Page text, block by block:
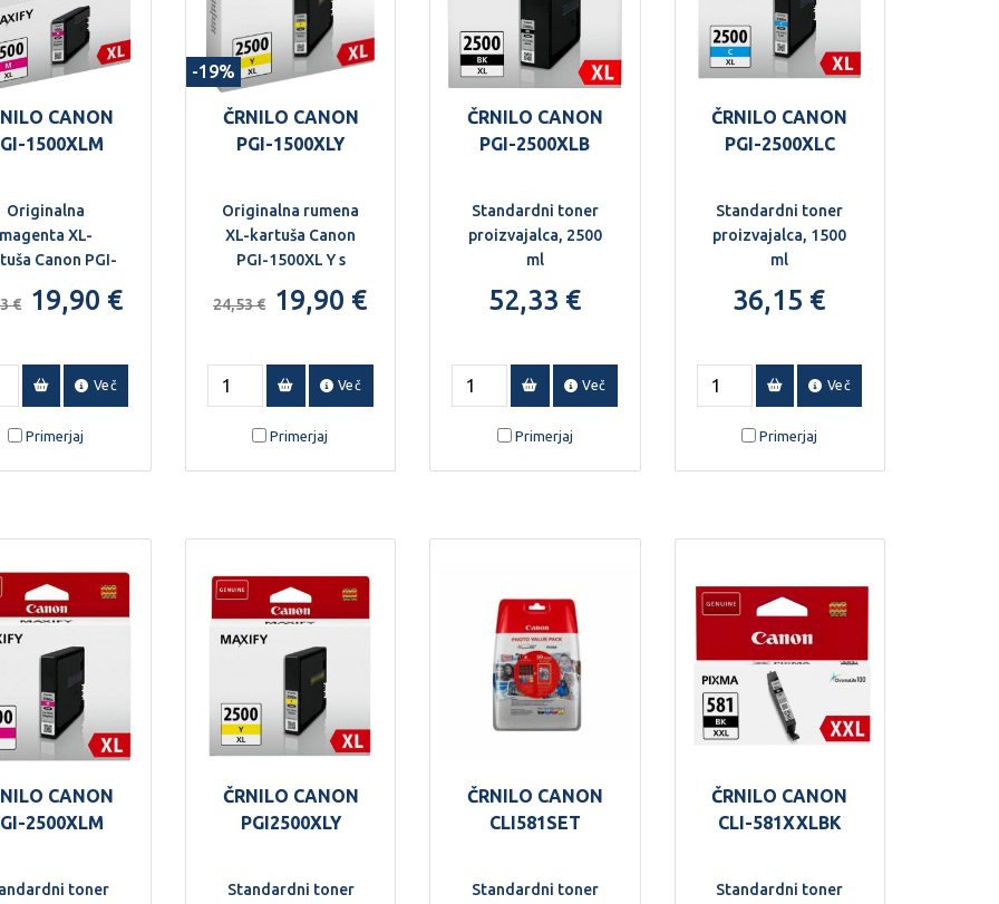
CANON
1500XLM
Originalna
magenta XL-
Canon PGI-
pigmentnim
€ 19,90 €
Več
Primerjaj
-19%
ČRNILO CANON
PGI-1500XLY
Originalna rumena
XL-kartuša Canon
PGI-1500XL Y s
črnilom, 12 ml.
24,53 € 19,90 €
Več
Primerjaj
ČRNILO CANON
PGI-2500XLB
Standardni toner
proizvajalca, 2500
ml
52,33 €
Več
Primerjaj
ČRNILO CANON
PGI-2500XLC
Standardni toner
proizvajalca, 1500
ml
36,15 €
Več
Primerjaj
CANON
2500XLM
toner
ČRNILO CANON
PGI2500XLY
Standardni toner
ČRNILO CANON
CLI581SET
Standardni toner
ČRNILO CANON
CLI-581XXLBK
Standardni toner